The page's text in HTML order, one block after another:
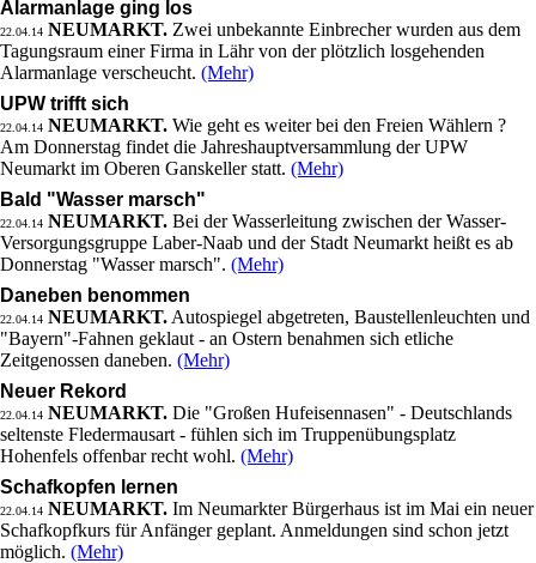
Alarmanlage ging los
22.04.14 NEUMARKT. Zwei unbekannte Einbrecher wurden aus dem
Tagungsraum einer Firma in Lähr von der plötzlich losgehenden
Alarmanlage verscheucht. (Mehr)
UPW trifft sich
22.04.14 NEUMARKT. Wie geht es weiter bei den Freien Wählern ?
Am Donnerstag findet die Jahreshauptversammlung der UPW
Neumarkt im Oberen Ganskeller statt. (Mehr)
Bald "Wasser marsch"
22.04.14 NEUMARKT. Bei der Wasserleitung zwischen der Wasser-
Versorgungsgruppe Laber-Naab und der Stadt Neumarkt heißt es ab
Donnerstag "Wasser marsch". (Mehr)
Daneben benommen
22.04.14 NEUMARKT. Autospiegel abgetreten, Baustellenleuchten und
"Bayern"-Fahnen geklaut - an Ostern benahmen sich etliche
Zeitgenossen daneben. (Mehr)
Neuer Rekord
22.04.14 NEUMARKT. Die "Großen Hufeisennasen" - Deutschlands
seltenste Fledermausart - fühlen sich im Truppenübungsplatz
Hohenfels offenbar recht wohl. (Mehr)
Schafkopfen lernen
22.04.14 NEUMARKT. Im Neumarkter Bürgerhaus ist im Mai ein neuer
Schafkopfkurs für Anfänger geplant. Anmeldungen sind schon jetzt
möglich. (Mehr)